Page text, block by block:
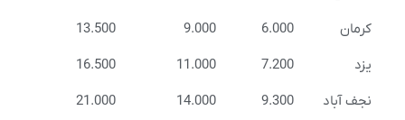
کرمان
6.000
9.000
13.500
یزد
7.200
11.000
16.500
نجف آباد
9.300
14.000
21.000